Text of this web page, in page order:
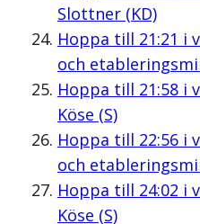
Slottner (KD)
Hoppa till 21:21 i
och
Hoppa till 21:58i
Köse (S)
Hoppa till 22:56i
och
Hoppa till 24:02 i
Köse (S)